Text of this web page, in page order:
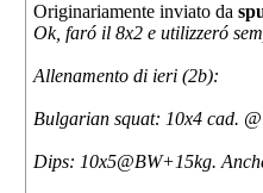
Originariamente inviato da
Ok, faró il 8x2 e utilizzeró
Allenamento di ieri (2b):
Bulgarian squat: 10x4 cad.
Dips: 10x5@BW+15kg.